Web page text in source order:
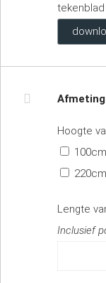
Hoogte
100cm
Lengte
Inclusief